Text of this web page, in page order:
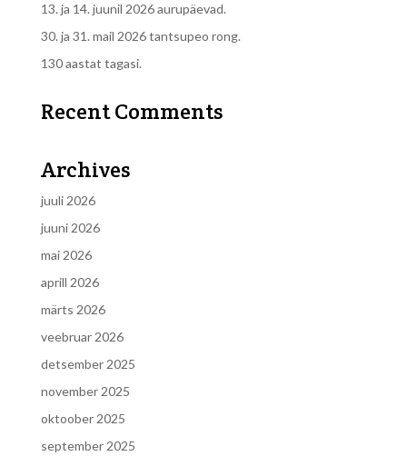
13. ja 14. juunil 2026 aurupäevad.
30. ja 31. mail 2026 tantsupeo rong.
130 aastat tagasi.
Recent Comments
Archives
juuli 2026
juuni 2026
mai 2026
aprill 2026
märts 2026
veebruar 2026
detsember 2025
november 2025
oktoober 2025
september 2025